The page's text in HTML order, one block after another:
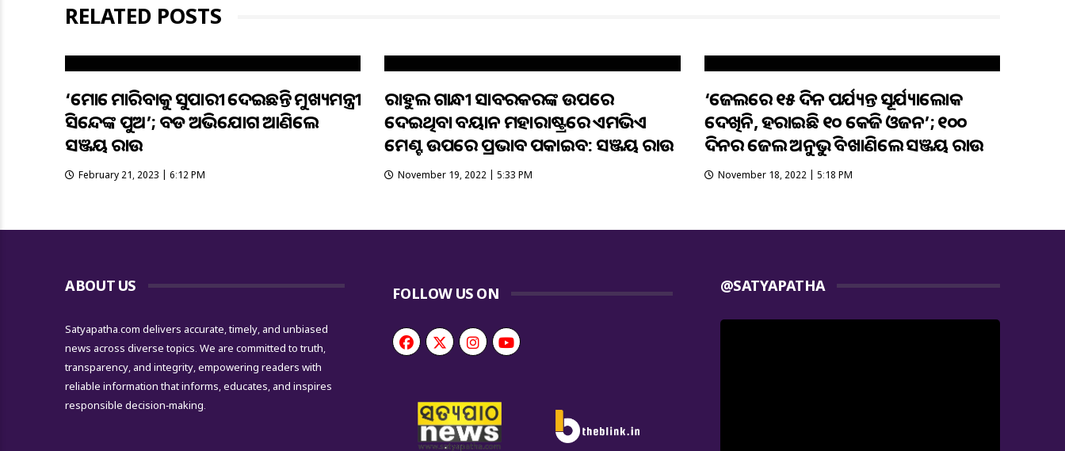
RELATED POSTS
‘ମୋତେ ମାରିବାକୁ ସୁପାରୀ ଦେଇଛନ୍ତି ମୁଖ୍ୟମନ୍ତ୍ରୀ
ସିନ୍ଦେଙ୍କ ପୁଅ’; ବଡ ଅଭିଯୋଗ ଆଣିଲେ
ସଞ୍ଜୟ ରାଉତ
February 21, 2023 | 6:12 PM
ରାହୁଲ ଗାନ୍ଧୀ ସାବରକରଙ୍କ ଉପରେ
ଦେଇଥିବା ବୟାନ ମହାରାଷ୍ଟ୍ରରେ ଏମଭିଏ
ମେଣ୍ଟ ଉପରେ ପ୍ରଭାବ ପକାଇବ: ସଞ୍ଜୟ ରାଉତ
November 19, 2022 | 5:33 PM
‘ଜେଲରେ ୧୫ ଦିନ ପର୍ଯ୍ୟନ୍ତ ସୂର୍ଯ୍ୟାଲୋକ
ଦେଖିନି, ହରାଇଛି ୧୦ କେଜି ଓଜନ’; ୧୦୦
ଦିନର ଜେଲ ଅନୁଭୁତି ବଖାଣିଲେ ସଞ୍ଜୟ ରାଉତ
November 18, 2022 | 5:18 PM
ABOUT US
Satyapatha.com delivers accurate, timely, and unbiased
news across diverse topics. We are committed to truth,
transparency, and integrity, empowering readers with
reliable information that informs, educates, and inspires
responsible decision-making.
FOLLOW US ON @SATYAPATHA